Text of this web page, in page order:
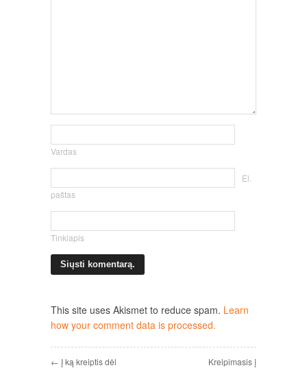
Vardas
El.
paštas
Tinklapis
This site uses Akismet to reduce spam. Learn
how your comment data is processed.
← Į ką kreiptis dėl
Kreipimasis į